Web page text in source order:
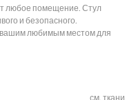
любое помещение. Стул
и безопасного.
вашим любимым местом для
см. ткани